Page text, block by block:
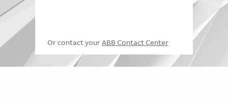
Or contact your ABB Contact Center